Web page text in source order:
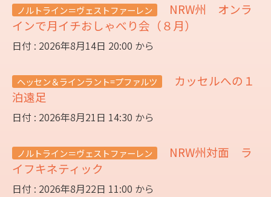
ノルトライン＝ヴェストファーレン
NRW州 オンラ
インで月イチおしゃべり会（８月）
日付 : 2026年8月14日 20:00 から
ヘッセン＆ラインラント=プファルツ
カッセルへの１
泊遠足
日付 : 2026年8月21日 14:30 から
ノルトライン＝ヴェストファーレン
NRW州対面 ラ
イフキネティック
日付 : 2026年8月22日 11:00 から